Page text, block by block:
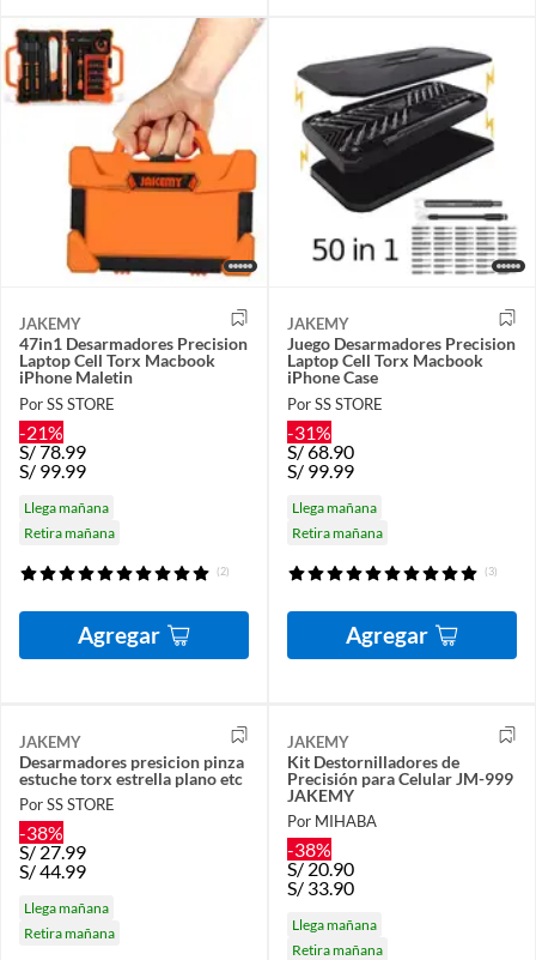
JAKEMY
47in1 Desarmadores Precision
Laptop Cell Torx Macbook
iPhone Maletin
Por SS STORE
-21%
S/78.99
S/ 99.99
Llega mañana
Retira mañana
(2)
Agregar
JAKEMY
Juego Desarmadores Precision
Laptop Cell Torx Macbook
iPhone Case
Por SS STORE
-31%
S/68.90
S/ 99.99
Llega mañana
Retira mañana
(3)
Agregar
JAKEMY
Desarmadores presicion pinza
estuche torx estrella plano etc
Por SS STORE
-38%
S/27.99
S/44.99
Llega mañana
Retira mañana
JAKEMY
Kit Destornilladores de
Precisión para Celular JM-999
JAKEMY
Por MIHABA
-38%
S/20.90
S/ 33.90
Llega mañana
Retira mañana